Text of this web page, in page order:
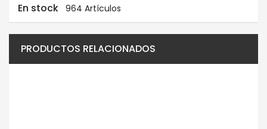
En stock 964 Artículos
PRODUCTOS RELACIONADOS